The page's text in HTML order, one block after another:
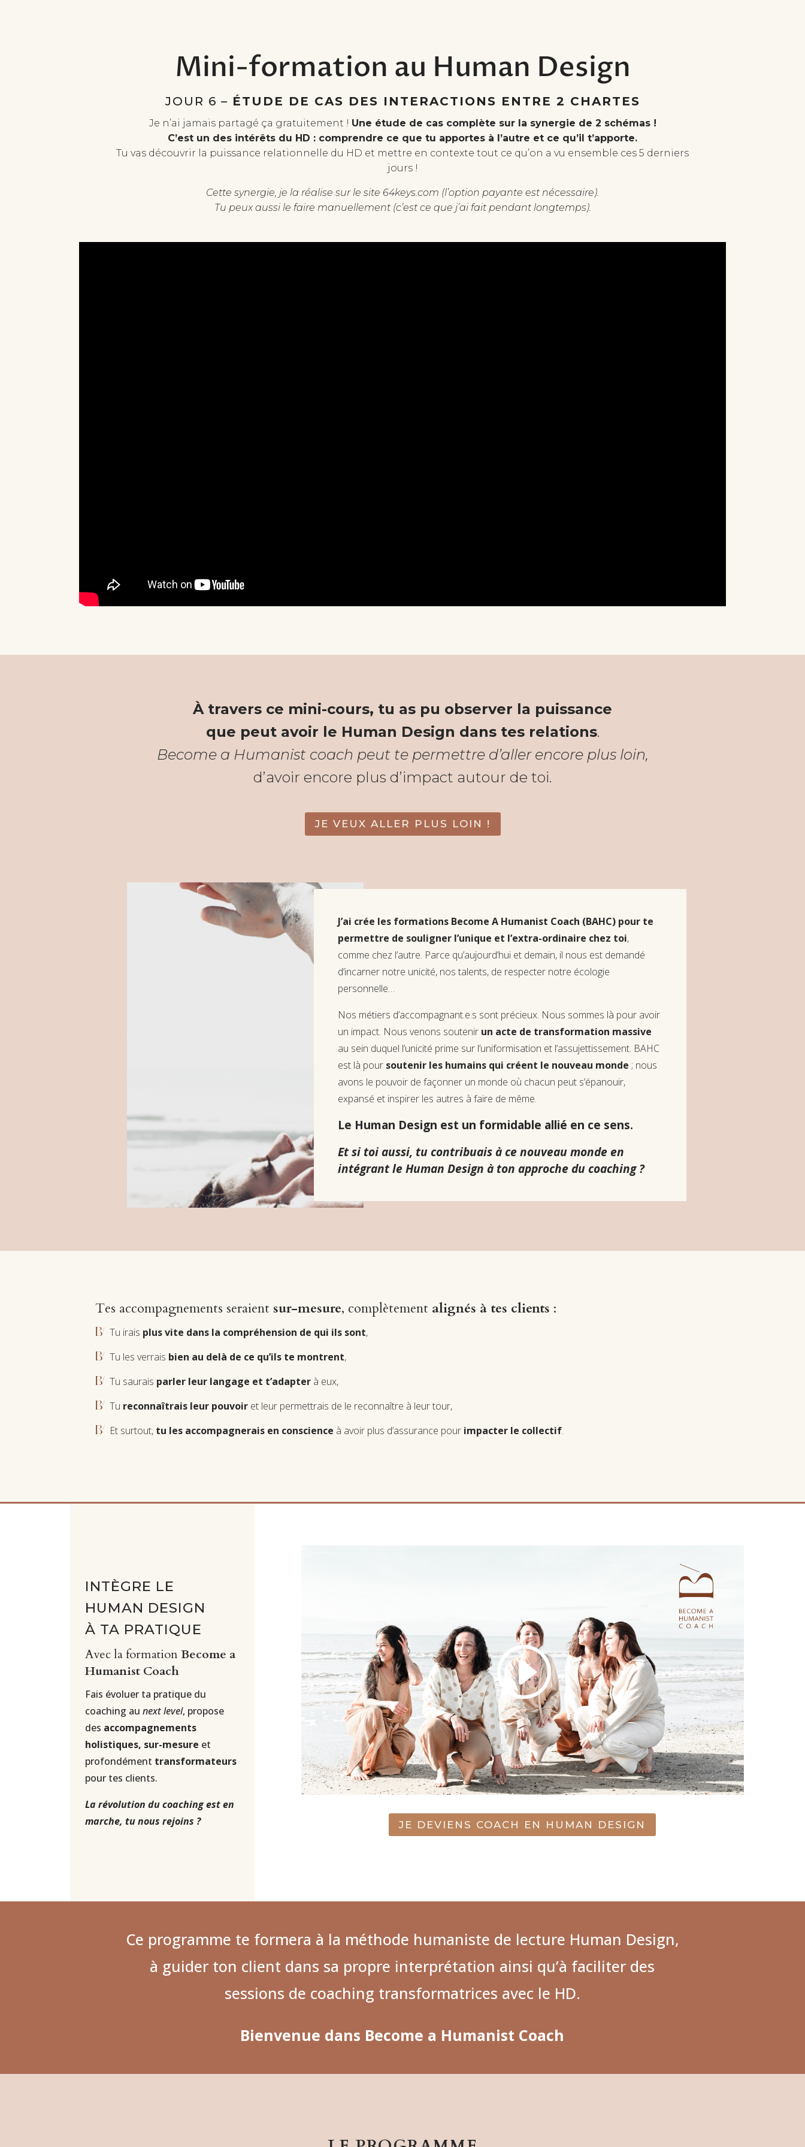
Mini-formation au Human Design
JOUR 6 – ÉTUDE DE CAS DES INTERACTIONS ENTRE 2 CHARTES
Je n’ai jamais partagé ça gratuitement ! Une étude de cas complète sur la synergie de 2 schémas !
C’est un des intérêts du HD : comprendre ce que tu apportes à l’autre et ce qu’il t’apporte.
Tu vas découvrir la puissance relationnelle du HD et mettre en contexte tout ce qu’on a vu ensemble ces 5 derniers
jours !
Cette synergie, je la réalise sur le site 64keys.com (l’option payante est nécessaire).
Tu peux aussi le faire manuellement (c’est ce que j’ai fait pendant longtemps).
À travers ce mini-cours, tu as pu observer la puissance
que peut avoir le Human Design dans tes relations.
Become a Humanist coach peut te permettre d’aller encore plus loin,
d’avoir encore plus d’impact autour de toi.
JE VEUX ALLER PLUS LOIN !
J’ai crée les formations Become A Humanist Coach (BAHC) pour te
permettre de souligner l’unique et l’extra-ordinaire chez toi,
comme chez l’autre. Parce qu’aujourd’hui et demain, il nous est demandé
d’incarner notre unicité, nos talents, de respecter notre écologie
personnelle…
Nos métiers d’accompagnant.e.s sont précieux. Nous sommes là pour avoir
un impact. Nous venons soutenir un acte de transformation massive
au sein duquel l’unicité prime sur l’uniformisation et l’assujettissement. BAHC
est là pour soutenir les humains qui créent le nouveau monde; nous
avons le pouvoir de façonner un monde où chacun peut s’épanouir,
expansé et inspirer les autres à faire de même.
Le Human Design est un formidable allié en ce sens.
Et si toi aussi, tu contribuais à ce nouveau monde en
intégrant le Human Design à ton approche du coaching ?
Tes accompagnements seraient sur-mesure, complètement alignés à tes clients :
Tu irais plus vite dans la compréhension de qui ils sont,
Tu les verrais bien au delà de ce qu’ils te montrent,
Tu saurais parler leur langage et t’adapter à eux,
Tu reconnaîtrais leur pouvoir et leur permettrais de le reconnaître à leur tour,
Et surtout, tu les accompagnerais en conscience à avoir plus d’assurance pour impacter le collectif.
INTÈGRE LE
HUMAN DESIGN
À TA PRATIQUE
Avec la formationBecome a
Humanist Coach
Fais évoluer ta pratique du
coaching aunext level, propose
des accompagnements
holistiques, sur-mesure et
profondément transformateurs
pour tes clients.
La révolution du coaching est en
marche, tu nous rejoins ?
JE DEVIENS COACH EN HUMAN DESIGN
Ce programme te formera à la méthode humaniste de lecture Human Design,
à guider ton client dans sa propre interprétation ainsi qu’à faciliter des
sessions de coaching transformatrices avec le HD.
Bienvenue dans Become a Humanist Coach